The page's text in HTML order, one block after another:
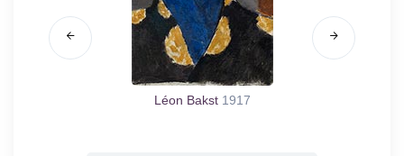
Léon Bakst 1917